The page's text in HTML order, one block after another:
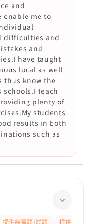
and
enable me to
difficulties and
and
have taught
local as well
thus know the
schools.I teach
plenty of
students
results in both
such as
提供練習題/試題
提供筆記